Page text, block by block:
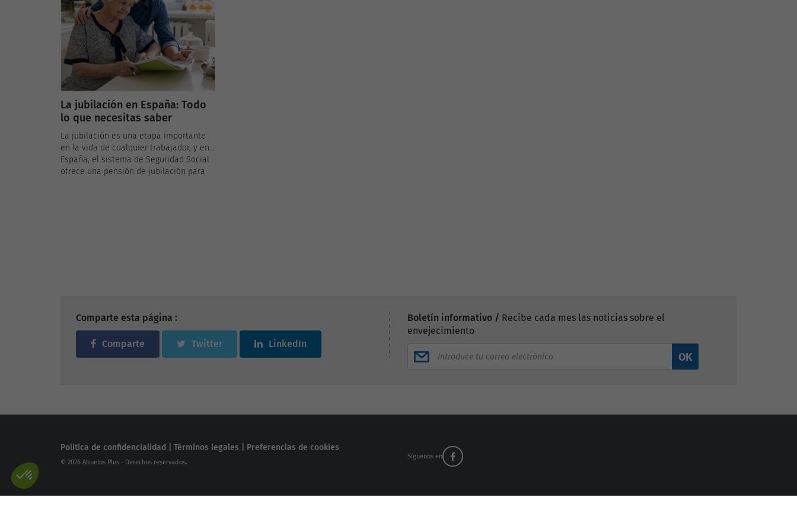
día a día y permitirles envejecer con
dignidad en un entorno conocido.
La jubilación en España: Todo
lo que necesitas saber
La jubilación es una etapa importante
en la vida de cualquier trabajador, y en
España, el sistema de Seguridad Social
ofrece una pensión de jubilación para
Comparte esta página :
Comparte Twitter LinkedIn
Boletín informativo / Recibe cada mes las noticias sobre el
envejecimiento
OK
Síguenos en
Politica de confidencialidad Términos legales Preferencias de cookies
© 2026 Abuelos Plus - Derechos reservados.